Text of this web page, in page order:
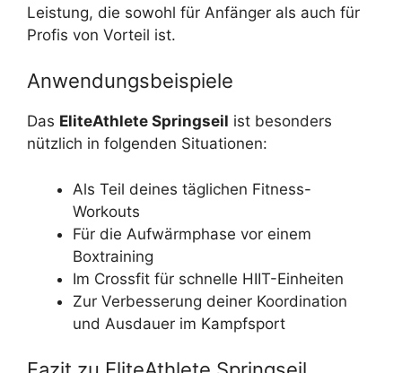
Leistung, die sowohl für Anfänger als auch für
Profis von Vorteil ist.
Anwendungsbeispiele
Das EliteAthlete Springseil ist besonders
nützlich in folgenden Situationen:
Als Teil deines täglichen Fitness-
Workouts
Für die Aufwärmphase vor einem
Boxtraining
Im Crossfit für schnelle HIIT-Einheiten
Zur Verbesserung deiner Koordination
und Ausdauer im Kampfsport